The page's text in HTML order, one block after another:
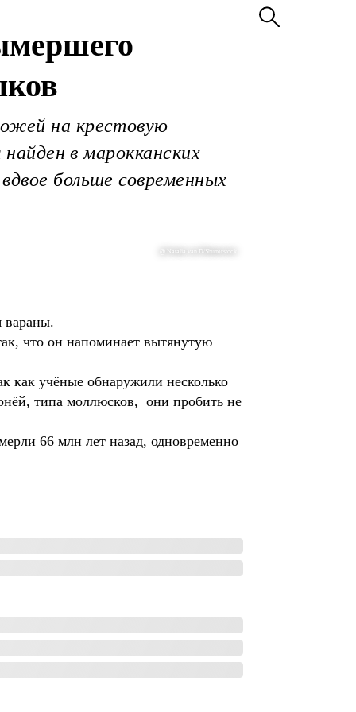
на крестовую
в марокканских
больше современных
@ Natalia van D/Shutterstock
вараны.
что он напоминает вытянутую
как учёные обнаружили несколько
типа моллюсков, они пробить не
66 млн лет назад, одновременно